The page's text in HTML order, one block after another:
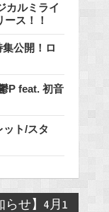
カルミライ
ス！！
公開！ロ
P feat. 初音
ト/スタ
らせ】4月1